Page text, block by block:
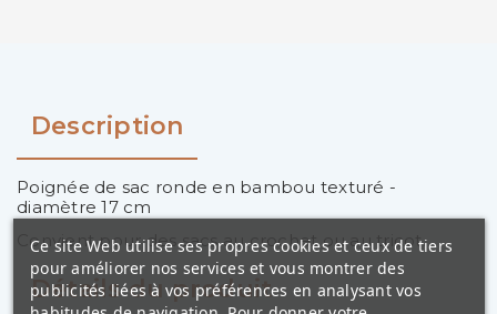
Description
Poignée de sac ronde en bambou texturé -
diamètre 17 cm
Convient pour des sacs au crochet ou au tricot.
Détails du produit
Ce site Web utilise ses propres cookies et ceux de tiers
pour améliorer nos services et vous montrer des
publicités liées à vos préférences en analysant vos